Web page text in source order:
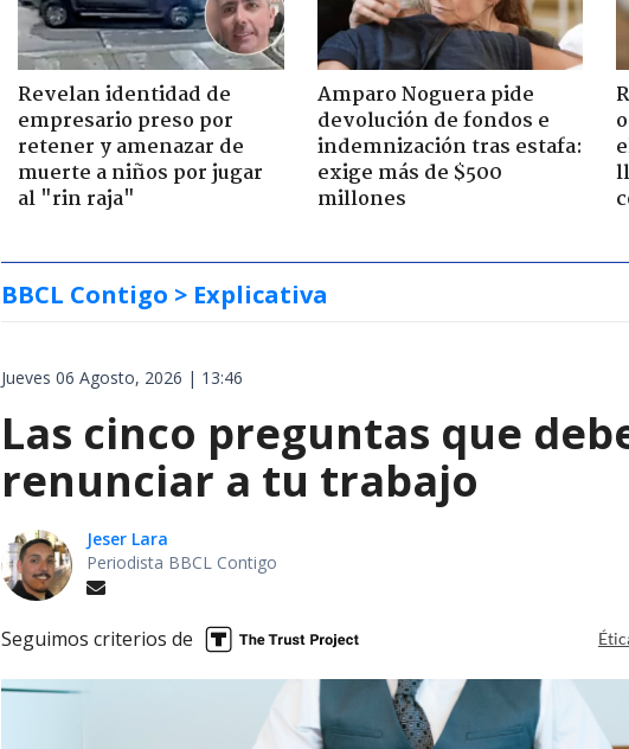
Revelan identidad de
empresario preso por
retener y amenazar de
muerte a niños por jugar
al "rin raja"
Amparo Noguera pide
devolución de fondos e
indemnización tras estafa:
exige más de $500
millones
BBCL Contigo > Explicativa
Jueves 06 Agosto, 2026 | 13:46
Las cinco preguntas que
renunciar a tu trabajo
Jeser Lara
Periodista BBCL Contigo
Seguimos criterios de